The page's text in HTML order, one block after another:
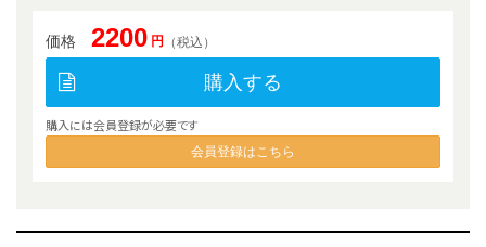
価格 2200 円 （税込）
購入する
購入には会員登録が必要です
会員登録はこちら